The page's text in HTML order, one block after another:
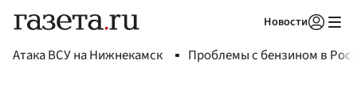
Новости
Атака ВСУ на Нижнекамск Проблемы с бензином в